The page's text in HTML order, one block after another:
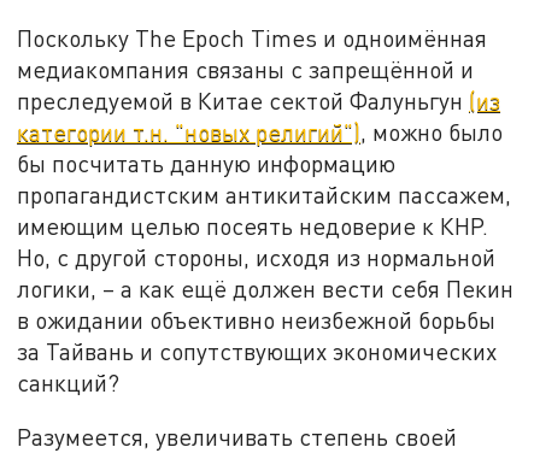
Поскольку The Epoch Times и одноимённая
медиакомпания связаны с запрещённой и
преследуемой в Китае сектой Фалуньгун (из
категории т.н. "новых религий"), можно было
бы посчитать данную информацию
пропагандистским антикитайским пассажем,
имеющим целью посеять недоверие к КНР.
Но, с другой стороны, исходя из нормальной
логики, – а как ещё должен вести себя Пекин
в ожидании объективно неизбежной борьбы
за Тайвань и сопутствующих экономических
санкций?
Разумеется, увеличивать степень своей